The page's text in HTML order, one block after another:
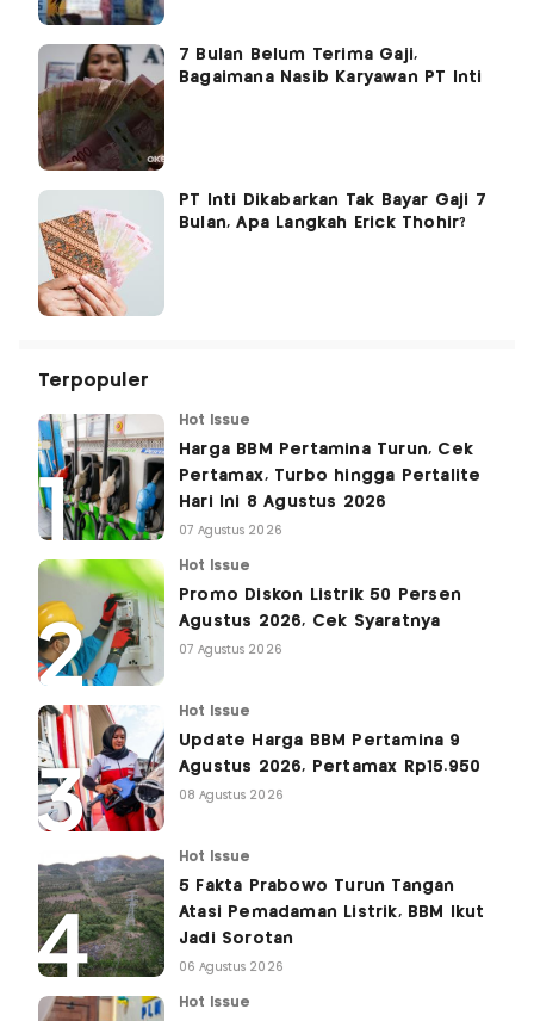
7 Bulan Belum Terima Gaji,
Bagaimana Nasib Karyawan PT Inti
PT Inti Dikabarkan Tak Bayar Gaji 7
Bulan, Apa Langkah Erick Thohir?
Terpopuler
Hot Issue
Harga BBM Pertamina Turun, Cek
Pertamax, Turbo hingga Pertalite
Hari Ini 8 Agustus 2026
07 Agustus 2026
Hot Issue
Promo Diskon Listrik 50 Persen
Agustus 2026, Cek Syaratnya
07 Agustus 2026
Hot Issue
Update Harga BBM Pertamina 9
Agustus 2026, Pertamax Rp15.950
08 Agustus 2026
Hot Issue
5 Fakta Prabowo Turun Tangan
Atasi Pemadaman Listrik, BBM Ikut
Jadi Sorotan
06 Agustus 2026
Hot Issue